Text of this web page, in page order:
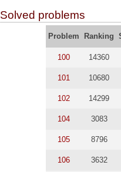
Solved problems
Problem Ranking
100 14360
101 10680
102 14299
104 3083
105 8796
106 3632